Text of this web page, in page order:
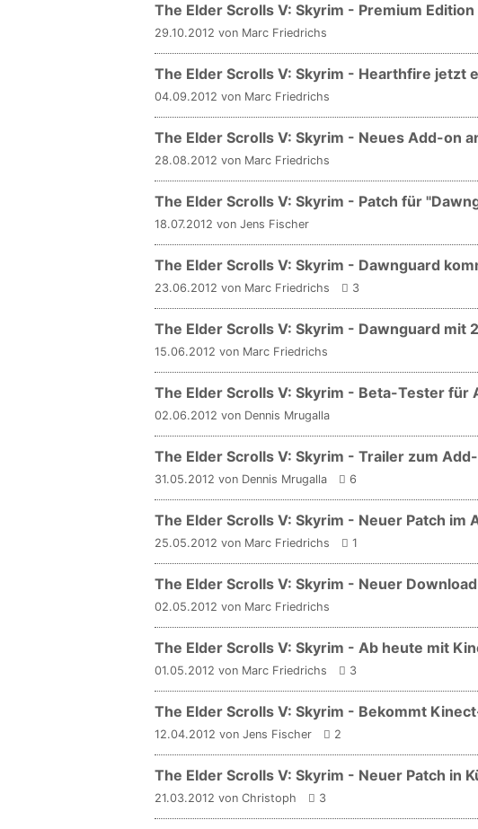
The Elder Scrolls V: Skyrim - Premium
29.10.2012 von Marc Friedrichs
The Elder Scrolls V: Skyrim - Hearthfire jetzt
04.09.2012 von Marc Friedrichs
The Elder Scrolls V: Skyrim - Neues Add-on
28.08.2012 von Marc Friedrichs
The Elder Scrolls V: Skyrim - Patch für
18.07.2012 von Jens Fischer
The Elder Scrolls V: Skyrim - Dawnguard
23.06.2012 von Marc Friedrichs 3
The Elder Scrolls V: Skyrim - Dawnguard mit
15.06.2012 von Marc Friedrichs
The Elder Scrolls V: Skyrim - Beta-Tester für
02.06.2012 von Dennis Mrugalla
The Elder Scrolls V: Skyrim - Trailer zum
31.05.2012 von Dennis Mrugalla 6
The Elder Scrolls V: Skyrim - Neuer Patch im
25.05.2012 von Marc Friedrichs 1
The Elder Scrolls V: Skyrim - Neuer
02.05.2012 von Marc Friedrichs
The Elder Scrolls V: Skyrim - Ab heute mit
01.05.2012 von Marc Friedrichs 3
The Elder Scrolls V: Skyrim - Bekommt
12.04.2012 von Jens Fischer 2
The Elder Scrolls V: Skyrim - Neuer Patch in
21.03.2012 von Christoph 3